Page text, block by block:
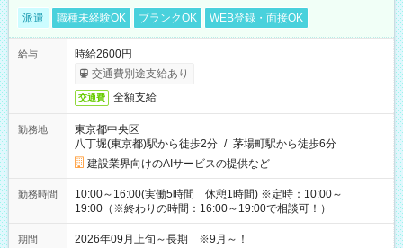
派遣 職種未経験OK ブランクOK WEB登録・面接OK
給与
時給2600円
交通費別途支給あり
交通費 全額支給
勤務地
東京都中央区
八丁堀(東京都)駅から徒歩2分 / 茅場町駅から徒歩6分
建設業界向けのAIサービスの提供など
勤務時間
10:00～16:00(実働5時間 休憩1時間) ※定時：10:00～
19:00（※終わりの時間：16:00～19:00で相談可！）
期間 2026年09月上旬～長期 ※9月～！